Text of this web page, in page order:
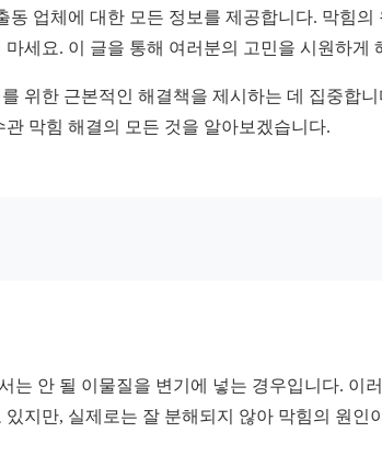
업체에 대한 모든 정보를 제공합니다. 막힘의
세요. 이 글을 통해 여러분의 고민을 시원하게
위한 근본적인 해결책을 제시하는 데 집중합
막힘 해결의 모든 것을 알아보겠습니다.
안 될 이물질을 변기에 넣는 경우입니다. 이
지만, 실제로는 잘 분해되지 않아 막힘의 원인